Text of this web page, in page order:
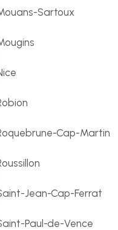
Sartoux
Cap-Martin
Jean-Cap-Ferrat
Paul-de-Vence